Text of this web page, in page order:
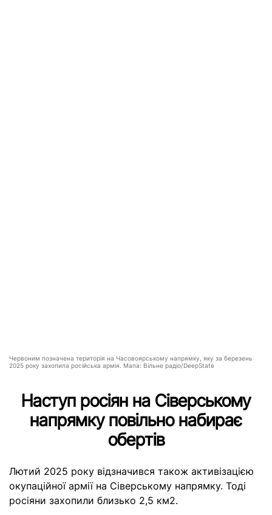
Червоним позначена територія на Часовоярському напрямку, яку за березень
2025 року захопила російська армія. Мапа: Вільне радіо/DeepState
Наступ росіян на Сіверському
напрямку повільно набирає
обертів
Лютий 2025 року відзначився також активізацією
окупаційної армії на Сіверському напрямку. Тоді
росіяни захопили близько 2,5 км2.